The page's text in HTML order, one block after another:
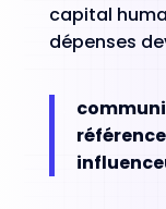
capital
dépenses